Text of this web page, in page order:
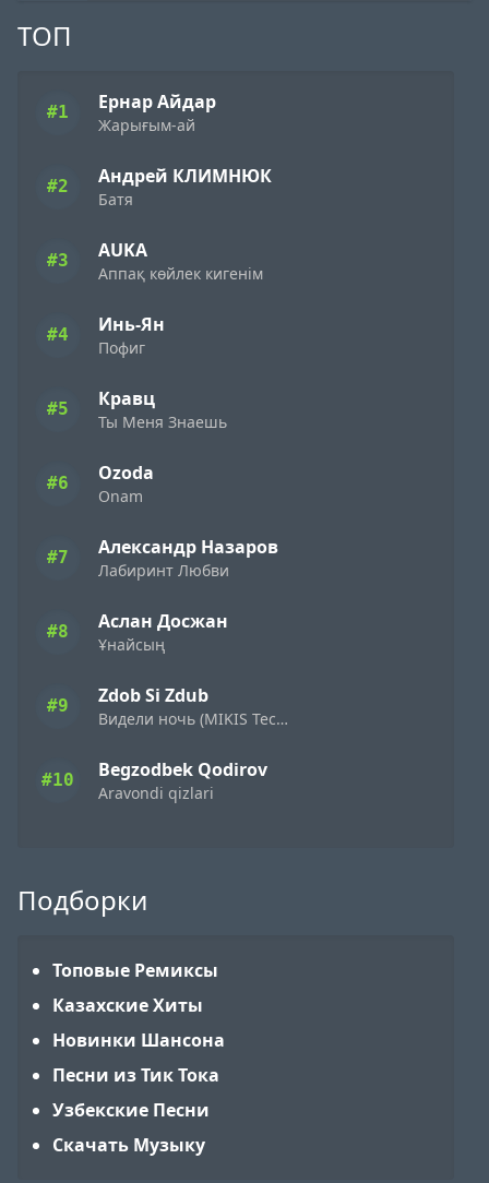
ТОП
#1 Ернар Айдар
Жарығым-ай
#2 Андрей КЛИМНЮК
Батя
#3 AUKA
Аппақ көйлек кигенім
#4 Инь-Ян
Пофиг
#5 Кравц
Ты Меня Знаешь
#6 Ozoda
Onam
#7 Александр Назаров
Лабиринт Любви
#8 Аслан Досжан
Ұнайсың
#9 Zdob Si Zdub
Видели ночь (MIKIS Techno Flip)
#10 Begzodbek Qodirov
Aravondi qizlari
Подборки
Топовые Ремиксы
Казахские Хиты
Новинки Шансона
Песни из Тик Тока
Узбекские Песни
Скачать Музыку